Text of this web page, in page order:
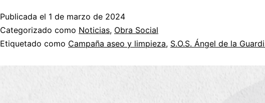
Publicada el 1 de marzo de 2024
Categorizado como Noticias, Obra Social
Etiquetado como Campaña aseo y limpieza, S.O.S. Ángel de la